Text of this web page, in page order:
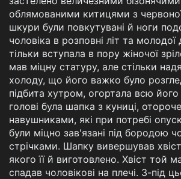
облямованими китицями з
шкури були повкутувані й ноги
чоловіка в розповні літ та молодої
тільки вступала в пору жіночої
мав міцну статуру, але стільки
холоду, що його важко було
підбита хутром, огортала всю його
голові була шапка з куниці,
навушниками, які при потребі
були міцно зав'язані під бородою
стрічками. Шапку вивершував
якого її й виготовлено. Хвіст той
спадав чоловікові на плечі. З-під